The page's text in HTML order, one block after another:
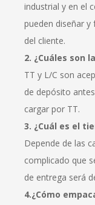
industrial y en el
pueden diseñar
del cliente.
2. ¿Cuáles son
TT y L/C son
de depósito
cargar por TT.
3. ¿Cuál es el
Depende de las
complicado que
de entrega será
4.¿Cómo